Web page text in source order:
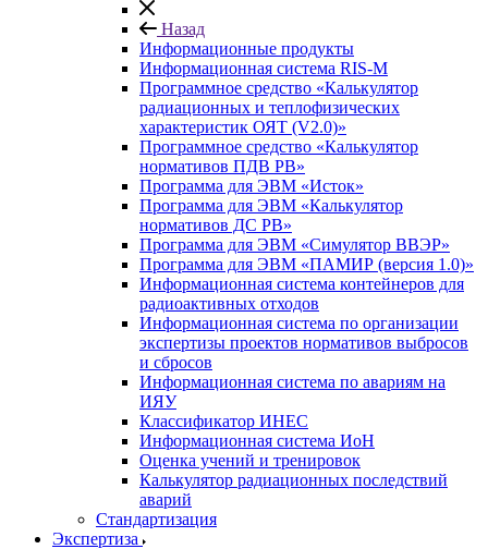
Назад
Информационные продукты
Информационная система RIS-M
Программное средство «Калькулятор
радиационных и теплофизических
характеристик ОЯТ (V2.0)»
Программное средство «Калькулятор
нормативов ПДВ РВ»
Программа для ЭВМ «Исток»
Программа для ЭВМ «Калькулятор
нормативов ДС РВ»
Программа для ЭВМ «Симулятор ВВЭР»
Программа для ЭВМ «ПАМИР (версия 1.0)»
Информационная система контейнеров для
радиоактивных отходов
Информационная система по организации
экспертизы проектов нормативов выбросов
и сбросов
Информационная система по авариям на
ИЯУ
Классификатор ИНЕС
Информационная система ИоН
Оценка учений и тренировок
Калькулятор радиационных последствий
аварий
Стандартизация
Экспертиза